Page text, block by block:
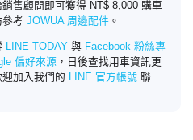
售顧問即可獲得 NT$ 8,000 購車
考 JOWUA 周邊配件 。
LINE TODAY 與 Facebook 粉絲專
偏好來源 ，日後查找用車資訊更
加入我們的 LINE 官方帳號 聯